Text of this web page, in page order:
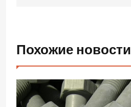
Похожие новости